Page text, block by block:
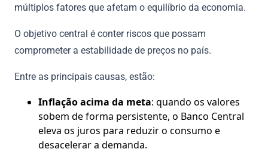
múltiplos fatores que afetam o equilíbrio da economia.
O objetivo central é conter riscos que possam
comprometer a estabilidade de preços no país.
Entre as principais causas, estão:
Inflação acima da meta: quando os valores
sobem de forma persistente, o Banco Central
eleva os juros para reduzir o consumo e
desacelerar a demanda.